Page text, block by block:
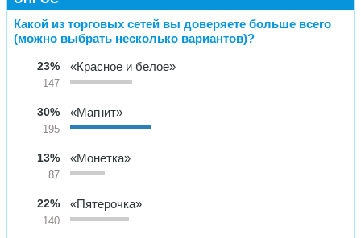
Какой из торговых сетей вы доверяете больше всего
(можно выбрать несколько вариантов)?
23%
147
«Красное и белое»
30%
195
«Магнит»
13%
87
«Монетка»
22%
140
«Пятерочка»